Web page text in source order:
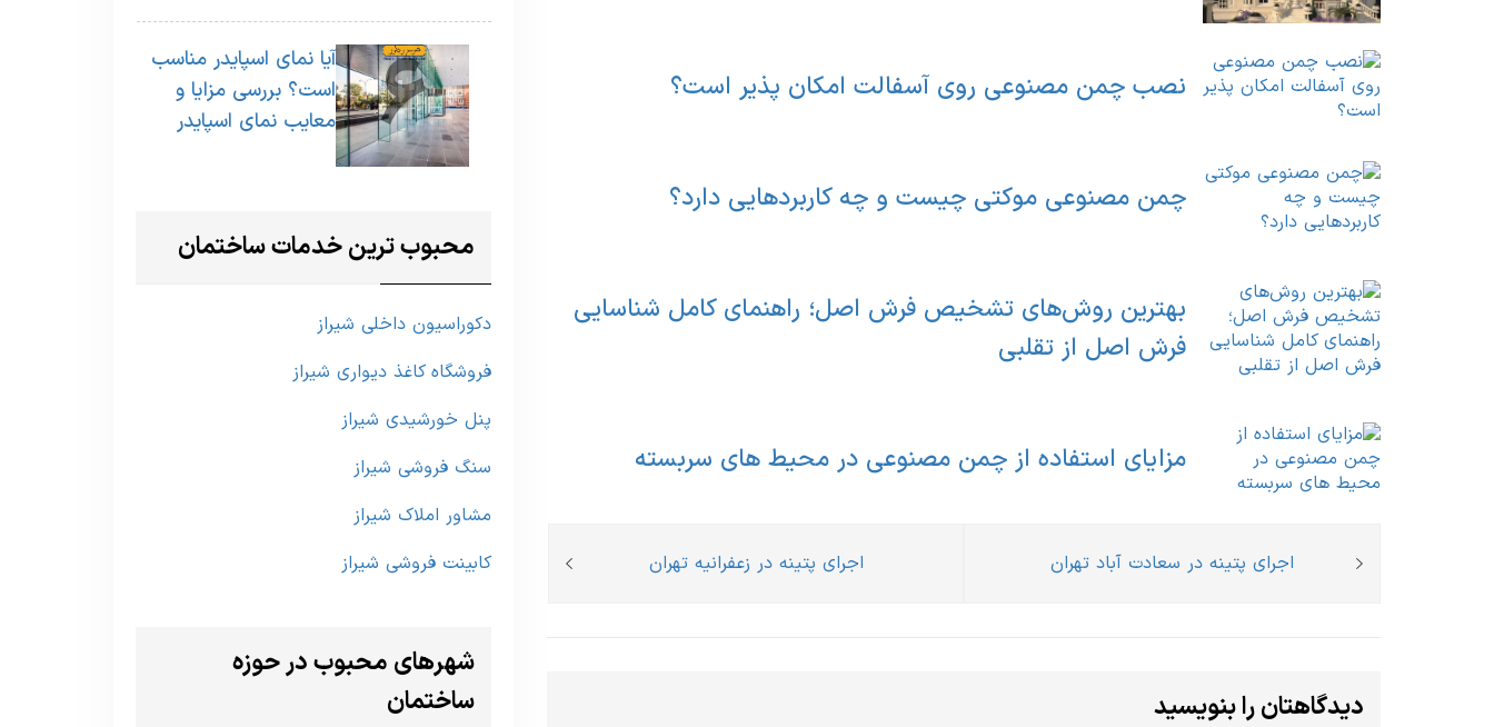
نصب چمن مصنوعی روی آسفالت امکان پذیر است؟
چمن مصنوعی موکتی چیست و چه کاربردهایی دارد؟
بهترین روش‌های تشخیص فرش اصل؛ راهنمای کامل شناسایی
فرش اصل از تقلبی
مزایای استفاده از چمن مصنوعی در محیط های سربسته
راهبری
Previous
اجرای پتینه در سعادت آباد تهران
Next
اجرای پتینه در زعفرانیه تهران
دیدگاهتان را بنویسید
6
آیا نمای اسپایدر مناسب
است؟ بررسی مزایا و
معایب نمای اسپایدر
محبوب ترین خدمات ساختمان
دکوراسیون داخلی شیراز
فروشگاه کاغذ دیواری شیراز
پنل خورشیدی شیراز
سنگ فروشی شیراز
مشاور املاک شیراز
کابینت فروشی شیراز
شهرهای محبوب در حوزه
ساختمان